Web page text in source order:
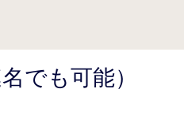
でも可能）